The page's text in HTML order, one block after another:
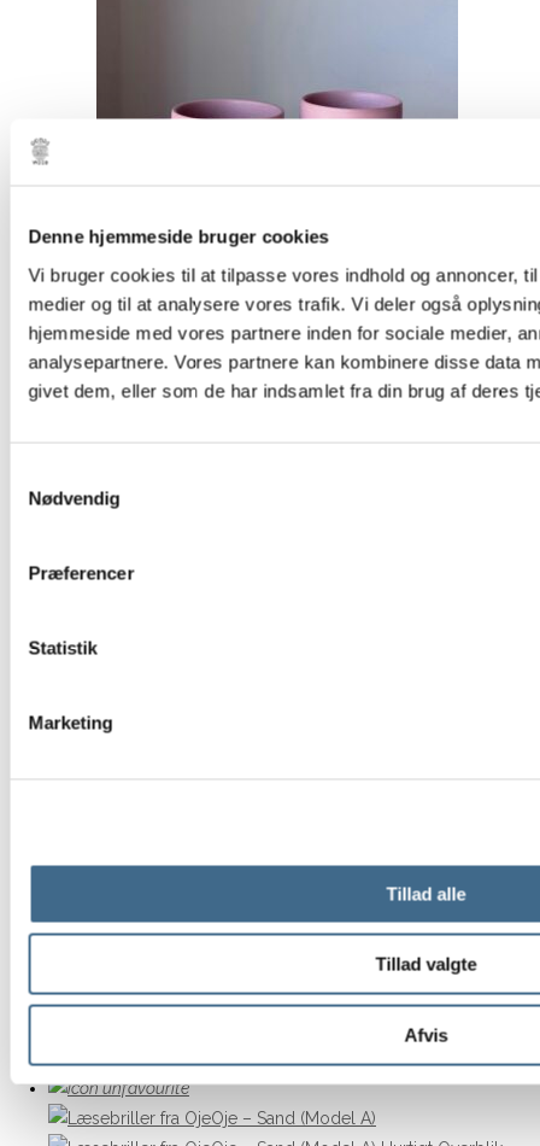
Denne hjemmeside bruger cookies
Vi bruger cookies til at tilpasse vores indhold og annoncer,
medier og til at analysere vores trafik. Vi deler også
hjemmeside med vores partnere inden for sociale medier,
analysepartnere. Vores partnere kan kombinere disse data
givet dem, eller som de har indsamlet fra din brug af deres
Nødvendig
Præferencer
Statistik
Marketing
Tillad alle
Tillad valgte
Afvis
Hurtigt Overblik
Julie Damhus,Keramik,Kopper ,Toto kopper
Krus – Julie Damhus – Lyserød
Hurtigt Overblik
Bøger,Nyheder,Papirvarer
299,00kr.